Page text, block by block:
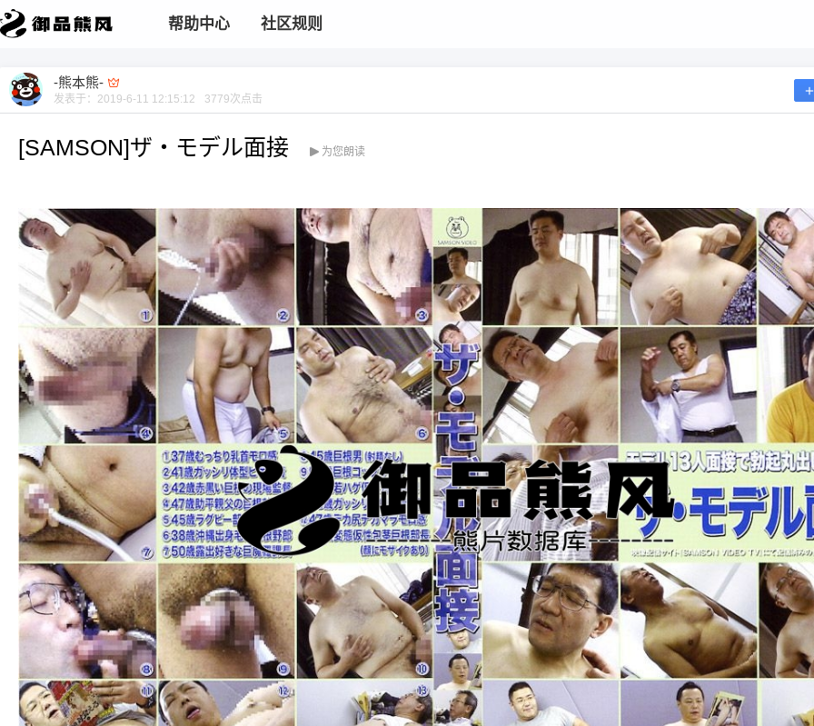
帮助中心 社区规则
-熊本熊-
发表于： 2019-6-11 12:15:12 3779次点击
[SAMSON]ザ・モデル面接 为您朗读